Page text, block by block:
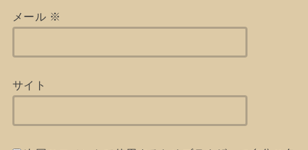
メール ※
サイト